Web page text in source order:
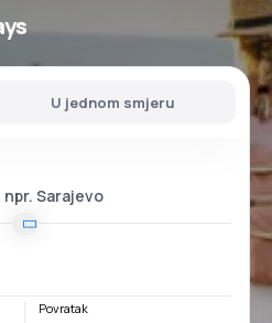
U jednom smjeru
Povratak